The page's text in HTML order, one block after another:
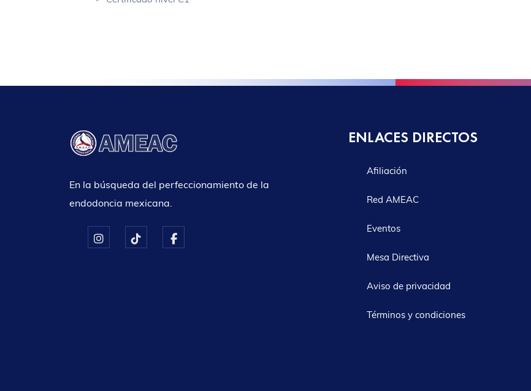
En la búsqueda del perfeccionamiento de la
endodoncia mexicana.
ENLACES DIRECTOS
Afiliación
Red AMEAC
Eventos
Mesa Directiva
Aviso de privacidad
Términos y condiciones